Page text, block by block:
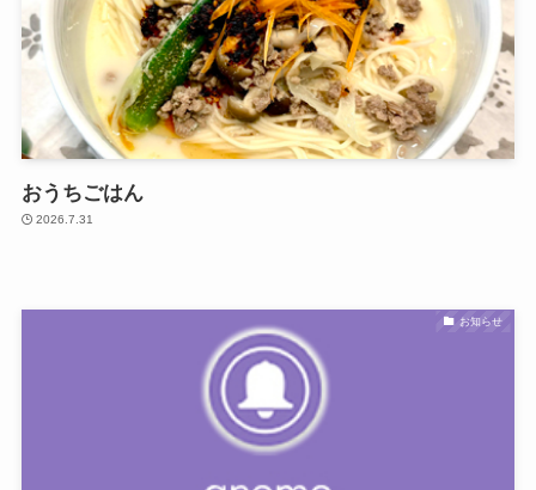
おうちごはん
2026.7.31
お知らせ